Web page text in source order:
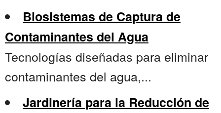
Biosistemas de Captura de
Contaminantes del Agua
Tecnologías diseñadas para eliminar
contaminantes del agua,...
Jardinería para la Reducción de